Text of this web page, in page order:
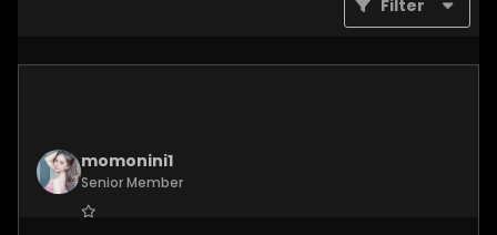
Filter
momonini1
Senior Member